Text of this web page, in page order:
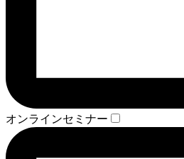
オンラインセミナー